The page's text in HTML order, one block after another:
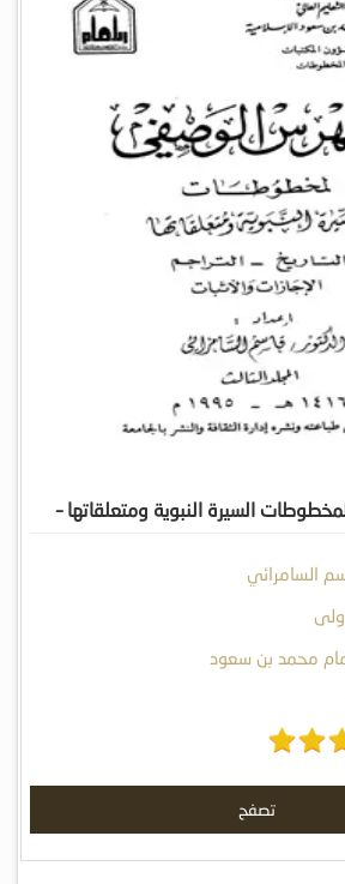
السيرة النبوية ومتعلقاتها –
السامرائي
محمد بن سعود
تصفح